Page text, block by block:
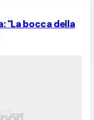
"La bocca della